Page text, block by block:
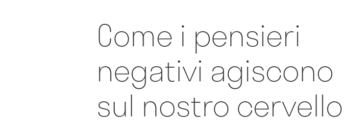
Come i pensieri
negativi agiscono
sul nostro cervello